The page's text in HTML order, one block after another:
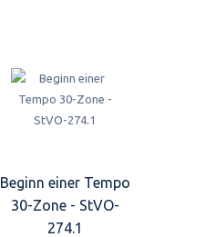
Beginn einer Tempo
30-Zone - StVO-
274.1